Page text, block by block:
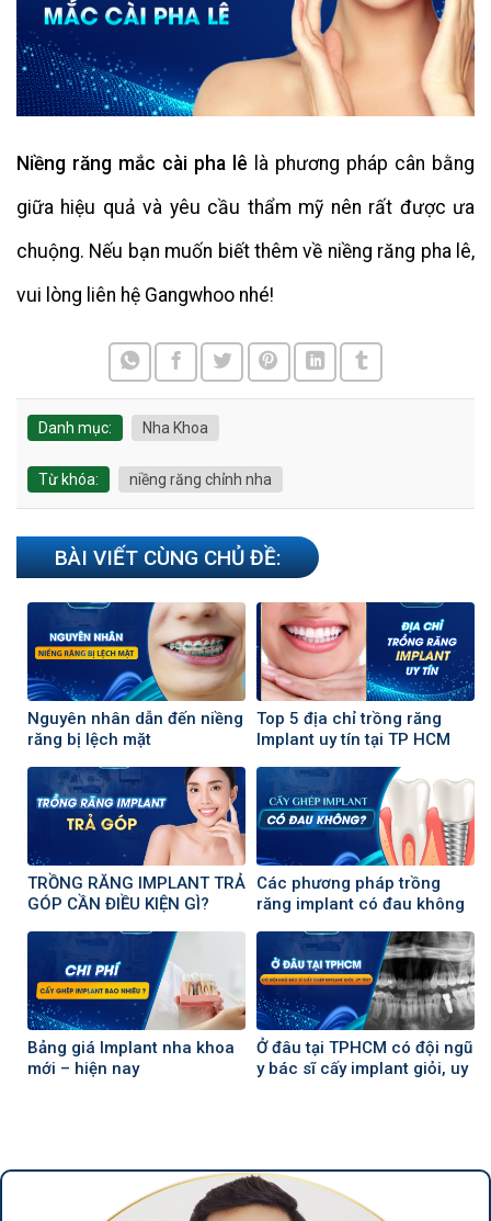
Niềng răng mắc cài pha lê là phương pháp cân bằng
giữa hiệu quả và yêu cầu thẩm mỹ nên rất được ưa
chuộng. Nếu bạn muốn biết thêm về niềng răng pha lê,
vui lòng liên hệ Gangwhoo nhé!
Danh mục: Nha Khoa
Từ khóa: niềng răng chỉnh nha
BÀI VIẾT CÙNG CHỦ ĐỀ:
Nguyên nhân dẫn đến niềng
răng bị lệch mặt
Top 5 địa chỉ trồng răng
Implant uy tín tại TP HCM
TRỒNG RĂNG IMPLANT TRẢ
GÓP CẦN ĐIỀU KIỆN GÌ?
Các phương pháp trồng
răng implant có đau không
Bảng giá Implant nha khoa
mới – hiện nay
Ở đâu tại TPHCM có đội ngũ
y bác sĩ cấy implant giỏi, uy